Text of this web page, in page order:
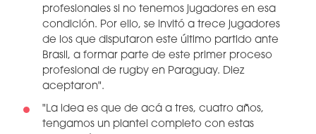
profesionales si no tenemos jugadores en esa
condición. Por ello, se invitó a trece jugadores
de los que disputaron este último partido ante
Brasil, a formar parte de este primer proceso
profesional de rugby en Paraguay. Diez
aceptaron".
"La idea es que de acá a tres, cuatro años,
tengamos un plantel completo con estas